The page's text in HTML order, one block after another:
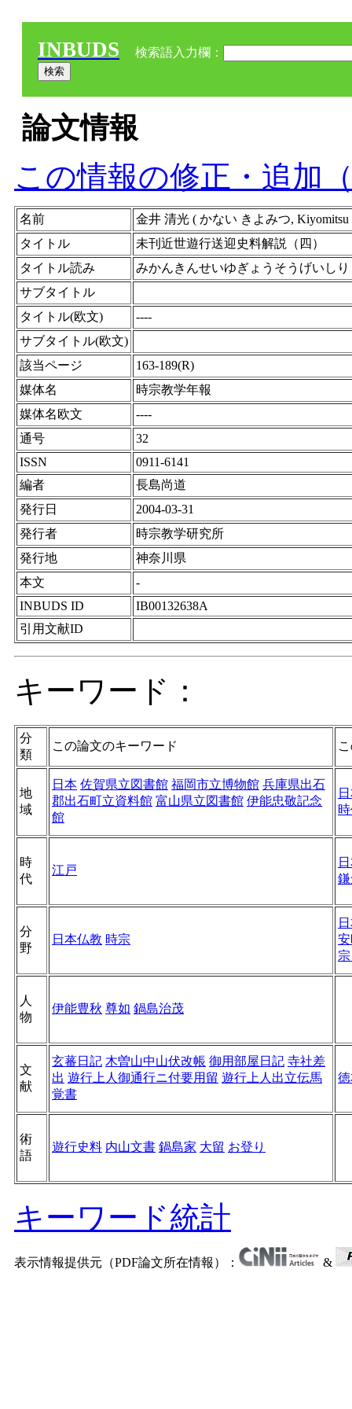
INBUDS 検索語入力欄：
論文情報
この情報の修正・追加
名前
金井 清光 ( かない きよみつ,
タイトル
未刊近世遊行送迎史料解説（四）
タイトル読み
みかんきんせいゆぎょうそうげいし
サブタイトル
タイトル(欧文)
----
サブタイトル(欧文)
該当ページ
163-189(R)
媒体名
時宗教学年報
媒体名欧文
----
通号
32
ISSN
0911-6141
編者
長島尚道
発行日
2004-03-31
発行者
時宗教学研究所
発行地
神奈川県
本文
-
INBUDS ID
IB00132638A
引用文献ID
キーワード：
分
類
この論文のキーワード
地
域
日本 佐賀県立図書館 福岡市立博物館 兵庫県出石
郡出石町立資料館 富山県立図書館 伊能忠敬記念
館
時
代
江戸
分
野
日本仏教 時宗
人
物
伊能豊秋 尊如 鍋島治茂
文
献
玄蕃日記 木曽山中山伏改帳 御用部屋日記 寺社差
出 遊行上人御通行ニ付要用留 遊行上人出立伝馬
覚書
術
語
遊行史料 内山文書 鍋島家 大留 お登り
キーワード統計
表示情報提供元（PDF論文所在情報）： &